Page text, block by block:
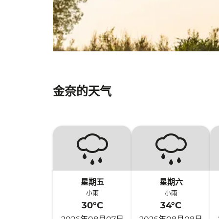
金奈的天气
星期五
小雨
30°C
星期六
小雨
34°C